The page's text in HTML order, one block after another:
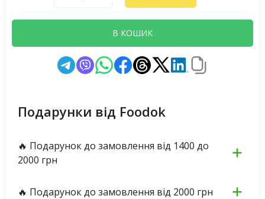
В КОШИК
Подарунки від Foodok
🔥 Подарунок до замовлення від 1400 до
2000 грн
🔥 Подарунок до замовлення від 2000 грн